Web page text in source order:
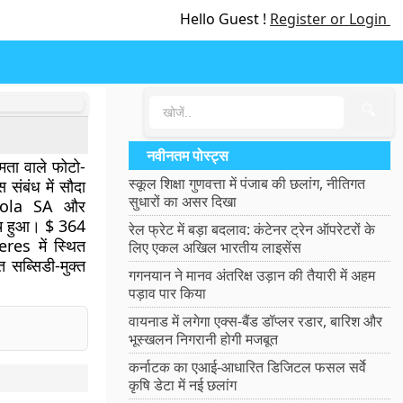
Hello Guest ! Register or Login
वाले फोटो-
संबंध में सौदा
SA और
हुआ। $ 364
में स्थित
सब्सिडी-मुक्त
नवीनतम पोस्ट्स
स्कूल शिक्षा गुणवत्ता में पंजाब की छलांग, नीतिगत
सुधारों का असर दिखा
रेल फ्रेट में बड़ा बदलाव: कंटेनर ट्रेन ऑपरेटरों के
लिए एकल अखिल भारतीय लाइसेंस
गगनयान ने मानव अंतरिक्ष उड़ान की तैयारी में अहम
पड़ाव पार किया
वायनाड में लगेगा एक्स-बैंड डॉप्लर रडार, बारिश और
भूस्खलन निगरानी होगी मजबूत
कर्नाटक का एआई-आधारित डिजिटल फसल सर्वे
कृषि डेटा में नई छलांग